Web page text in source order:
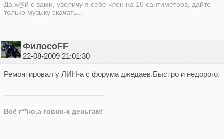
Да х@й с вами, увеличу я себe член на 10 сантиметров, дайте
только музыку скачать...
ФилосоFF
22-08-2009 21:01:30
Ремонтировал у ЛИН-а с форума джедаев.Быстро и недорого.
Всё г**но,а говно-к деньгам!